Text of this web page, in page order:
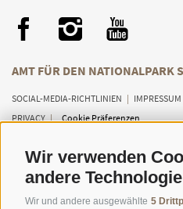
Wir verwenden
andere
Wir und andere ausgewählte 5
AMT FÜR DEN NATIONALPARK
SOCIAL-MEDIA-RICHTLINIEN | IMPRESSUM
PRIVACY | Cookie Präferenzen